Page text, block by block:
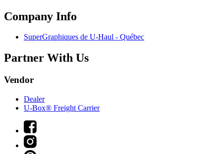
Company Info
SuperGraphiques de U-Haul - Québec
Partner With Us
Vendor
Dealer
U-Box® Freight Carrier